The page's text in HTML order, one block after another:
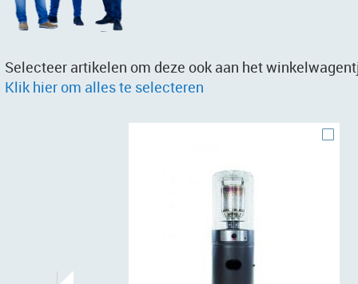
Selecteer artikelen om deze ook aan het
Klik hier om alles te selecteren